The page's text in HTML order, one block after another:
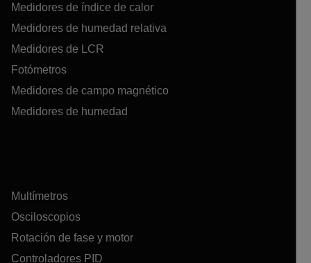
Medidores de índice de calor
Medidores de humedad relativa
Medidores de LCR
Fotómetros
Medidores de campo magnético
Medidores de humedad
Multímetros
Osciloscopios
Rotación de fase y motor
Controladores PID